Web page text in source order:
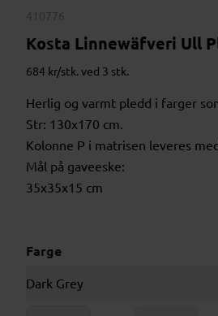
410776
Kosta Linnewäfveri Ull
684 kr/stk. ved 3 stk.
Herlig og varmt pledd i farger
Str: 130x170 cm.
Kolonne P i matrisen leveres
Mål på gaveeske:
35x35x15 cm
Farge
Dark Grey